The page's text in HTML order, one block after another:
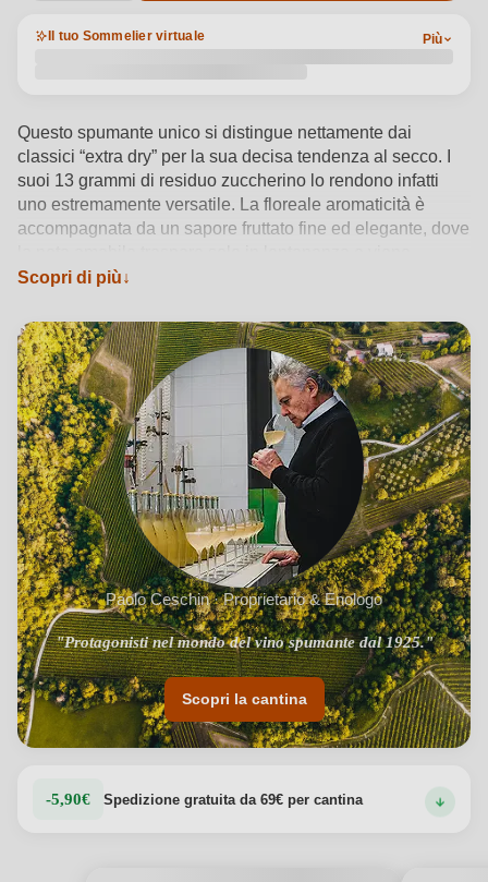
Il tuo Sommelier virtuale Più
Questo spumante unico si distingue nettamente dai
classici “extra dry” per la sua decisa tendenza al secco. I
suoi 13 grammi di residuo zuccherino lo rendono infatti
uno estremamente versatile. La floreale aromaticità è
accompagnata da un sapore fruttato fine ed elegante, dove
modulata da una fresca acidità che lascia un palato
egregiamente il commensale dall’aperitivo al tutto pasto e
persino al dessert.Vedi dettagli del prodotto →
Scopri di più
Paolo Ceschin · Proprietario & Enologo
"Protagonisti nel mondo del vino spumante dal 1925."
Scopri la cantina
-5,90€ Spedizione gratuita da 69€ per cantina